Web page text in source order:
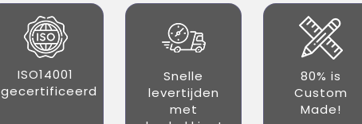
ISO14001
gecertificeerd
Snelle
levertijden
met
80% is
Custom
Made!